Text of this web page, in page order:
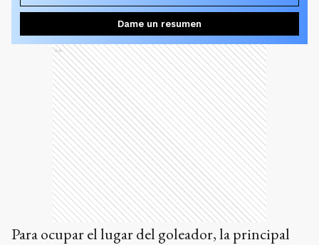
Dame un resumen
Ads
Para ocupar el lugar del goleador, la principal